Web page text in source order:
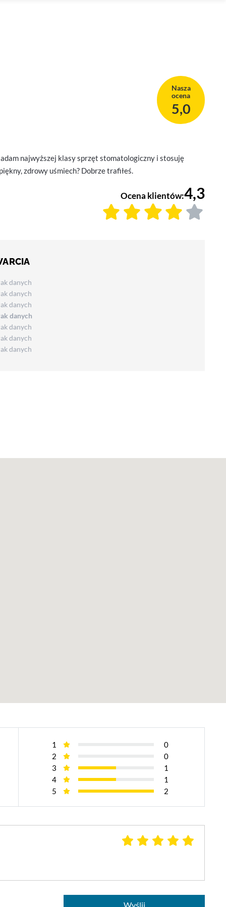
Nasza
ocena
5,0
najwyższej klasy sprzęt stomatologiczny i stosuję
zdrowy uśmiech? Dobrze trafiłeś.
Ocena klientów:4,3
danych
danych
danych
danych
danych
danych
danych
1
0
2
0
3
1
4
1
5
2
Wyślij